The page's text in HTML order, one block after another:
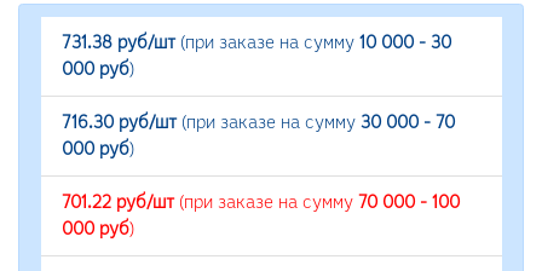
731.38 руб/шт(при заказе на сумму 10 000 - 30
000 руб)
716.30 руб/шт(при заказе на сумму 30 000 - 70
000 руб)
701.22 руб/шт(при заказе на сумму 70 000 - 100
000 руб)